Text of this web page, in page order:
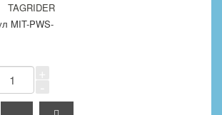
TAGRIDER
MIT-PWS-